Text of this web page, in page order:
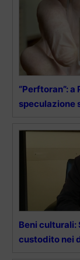
“Perftoran”:
speculazione
Beni culturali:
custodito nei